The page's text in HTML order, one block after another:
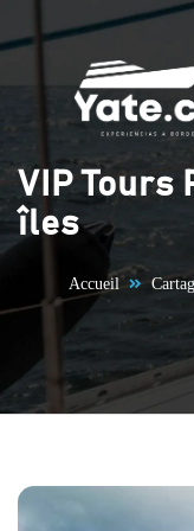
Aller au contenu
VIP Tours
îles
Accueil